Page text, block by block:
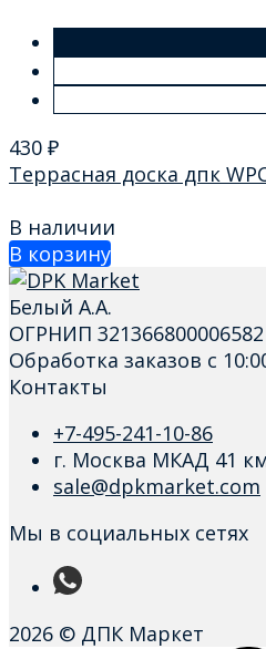
430 ₽
Террасная доска дпк
В наличии
В корзину
Белый А.А.
ОГРНИП 321366800006582
Обработка заказов с
Контакты
+7-495-241-10-86
г. Москва МКАД 41
sale@dpkmarket.com
Мы в социальных сетях
2026 © ДПК Маркет